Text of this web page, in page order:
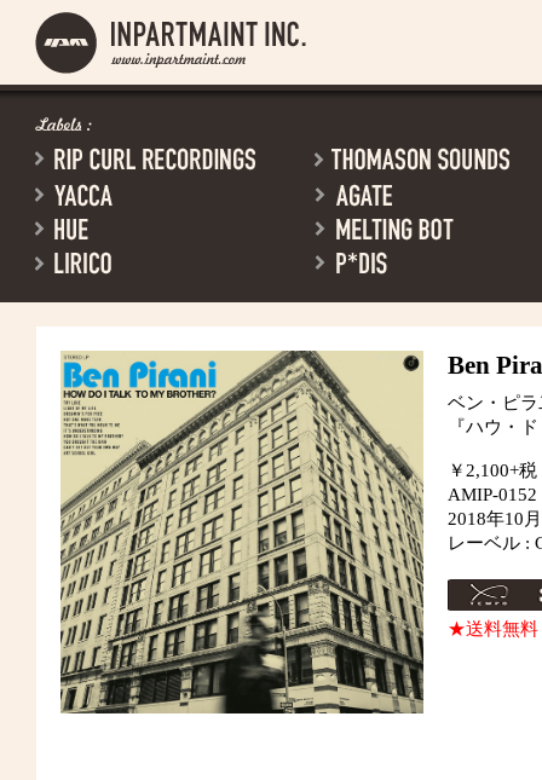
Ben
ベン・ピラ
『ハウ・
￥2,100+税
AMIP-0152
2018年10
レーベル :
★送料無料